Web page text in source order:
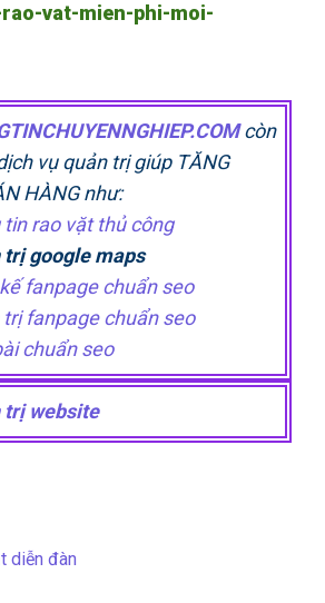
vat-mien-phi-moi-
còn
vụ quản trị giúp TĂNG
HÀNG như:
tin rao vặt thủ công
trị google maps
fanpage chuẩn seo
fanpage chuẩn seo
chuẩn seo
trị website
diễn đàn